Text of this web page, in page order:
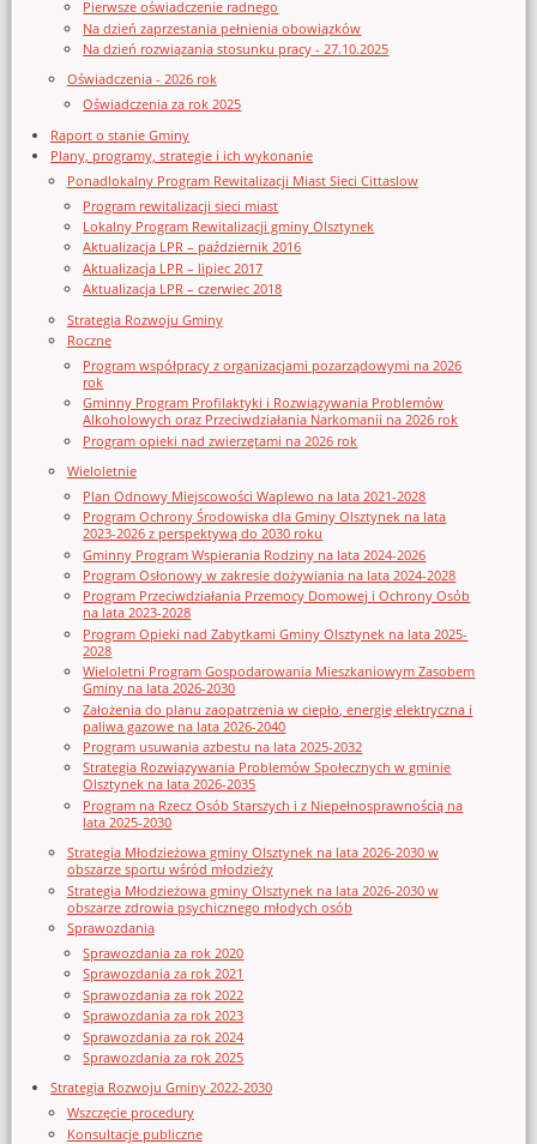
Pierwsze oświadczenie radnego
Na dzień zaprzestania pełnienia obowiązków
Na dzień rozwiązania stosunku pracy - 27.10.2025
Oświadczenia - 2026 rok
Oświadczenia za rok 2025
Raport o stanie Gminy
Plany, programy, strategie i ich wykonanie
Ponadlokalny Program Rewitalizacji Miast Sieci Cittaslow
Program rewitalizacji sieci miast
Lokalny Program Rewitalizacji gminy Olsztynek
Aktualizacja LPR – październik 2016
Aktualizacja LPR – lipiec 2017
Aktualizacja LPR – czerwiec 2018
Strategia Rozwoju Gminy
Roczne
Program współpracy z organizacjami pozarządowymi na 2026
rok
Gminny Program Profilaktyki i Rozwiązywania Problemów
Alkoholowych oraz Przeciwdziałania Narkomanii na 2026 rok
Program opieki nad zwierzętami na 2026 rok
Wieloletnie
Plan Odnowy Miejscowości Waplewo na lata 2021-2028
Program Ochrony Środowiska dla Gminy Olsztynek na lata
2023-2026 z perspektywą do 2030 roku
Gminny Program Wspierania Rodziny na lata 2024-2026
Program Osłonowy w zakresie dożywiania na lata 2024-2028
Program Przeciwdziałania Przemocy Domowej i Ochrony Osób
na lata 2023-2028
Program Opieki nad Zabytkami Gminy Olsztynek na lata 2025-
2028
Wieloletni Program Gospodarowania Mieszkaniowym Zasobem
Gminy na lata 2026-2030
Założenia do planu zaopatrzenia w ciepło, energię elektryczna i
paliwa gazowe na lata 2026-2040
Program usuwania azbestu na lata 2025-2032
Strategia Rozwiązywania Problemów Społecznych w gminie
Olsztynek na lata 2026-2035
Program na Rzecz Osób Starszych i z Niepełnosprawnością na
lata 2025-2030
Strategia Młodzieżowa gminy Olsztynek na lata 2026-2030 w
obszarze sportu wśród młodzieży
Strategia Młodzieżowa gminy Olsztynek na lata 2026-2030 w
obszarze zdrowia psychicznego młodych osób
Sprawozdania
Sprawozdania za rok 2020
Sprawozdania za rok 2021
Sprawozdania za rok 2022
Sprawozdania za rok 2023
Sprawozdania za rok 2024
Sprawozdania za rok 2025
Strategia Rozwoju Gminy 2022-2030
Wszczęcie procedury
Konsultacje publiczne